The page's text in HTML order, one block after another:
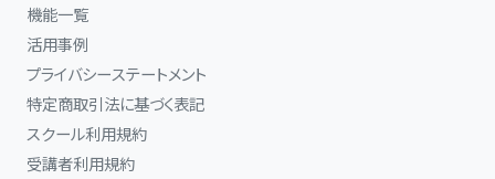
機能一覧
活用事例
プライバシーステートメント
特定商取引法に基づく表記
スクール利用規約
受講者利用規約